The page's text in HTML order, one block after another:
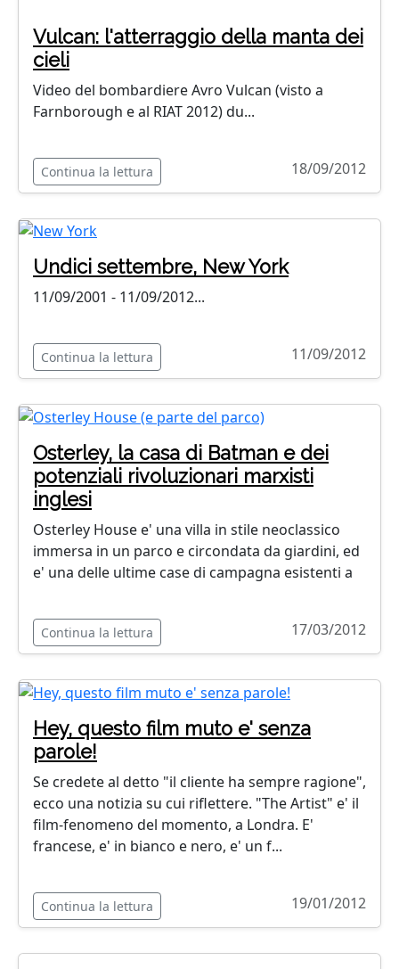
Vulcan: l'atterraggio della manta dei
cieli
Video del bombardiere Avro Vulcan (visto a
Farnborough e al RIAT 2012) du...
Continua la lettura 18/09/2012
Undici settembre, New York
11/09/2001 - 11/09/2012...
Continua la lettura 11/09/2012
Osterley, la casa di Batman e dei
potenziali rivoluzionari marxisti
inglesi
Osterley House e' una villa in stile neoclassico
immersa in un parco e circondata da giardini, ed
e' una delle ultime case di campagna esistenti a
Continua la lettura 17/03/2012
Hey, questo film muto e' senza
parole!
Se credete al detto "il cliente ha sempre ragione",
ecco una notizia su cui riflettere. "The Artist" e' il
film-fenomeno del momento, a Londra. E'
francese, e' in bianco e nero, e' un f...
Continua la lettura 19/01/2012